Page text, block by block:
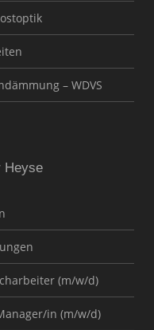
– WDVS
Heyse
(m/w/d)
in (m/w/d)